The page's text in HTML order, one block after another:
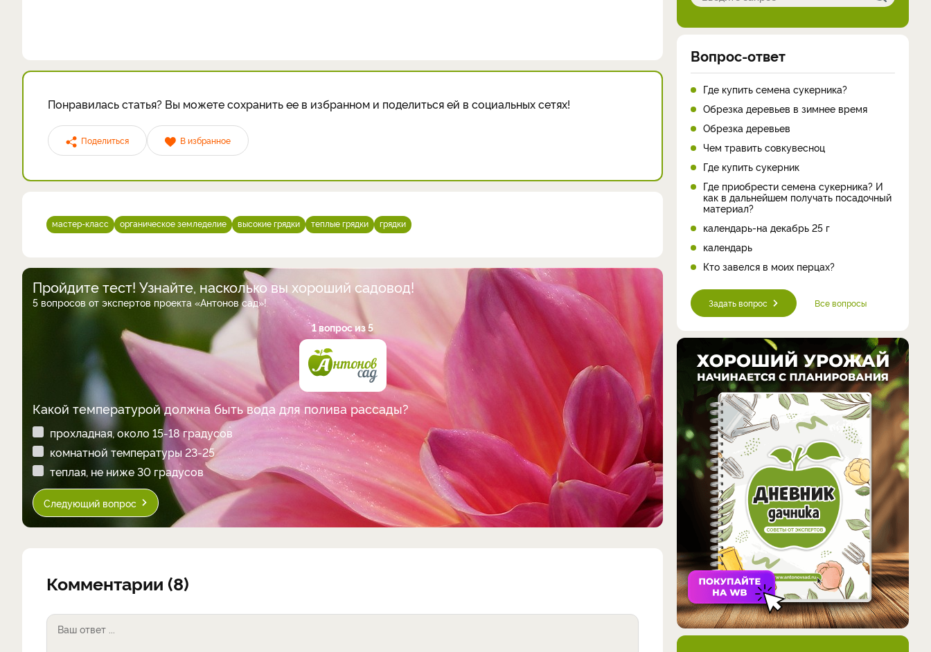
Понравилась статья? Вы можете сохранить ее в избранном и поделиться ей в социальных сетях!
Поделиться В избранное
мастер-класс органическое земледелие высокие грядки теплые грядки грядки
Пройдите тест! Узнайте, насколько вы хороший садовод!
5 вопросов от экспертов проекта «Антонов сад»!
1 вопрос из 5
Какой температурой должна быть вода для полива рассады?
прохладная, около 15-18 градусов
комнатной температуры 23-25
теплая, не ниже 30 градусов
Следующий вопрос
Комментарии (8)
Вопрос-ответ
Где купить семена сукерника?
Обрезка деревьев в зимнее время
Обрезка деревьев
Чем травить совкувесноц
Где купить сукерник
Где приобрести семена сукерника? И
как в дальнейшем получать посадочный
материал?
календарь-на декабрь 25 г
календарь
Кто завелся в моих перцах?
Задать вопрос Все вопросы